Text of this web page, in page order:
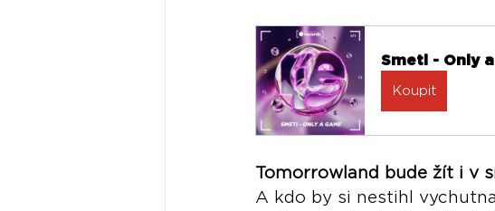
Smeti - Only
Koupit
Tomorrowland bude žít i v
A kdo by si nestihl